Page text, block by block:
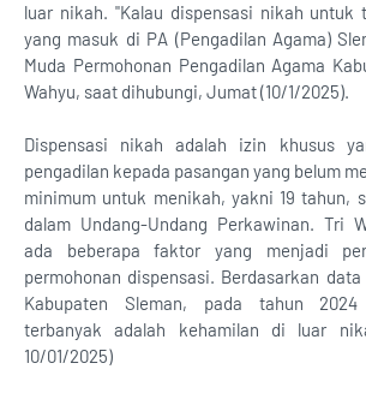
luar nikah. "Kalau dispensasi nikah untuk
yang masuk di PA (Pengadilan Agama)
Muda Permohonan Pengadilan Agama
Wahyu, saat dihubungi, Jumat (10/1/2025).
Dispensasi nikah adalah izin khusus
pengadilan kepada pasangan yang belum
minimum untuk menikah, yakni 19 tahun,
dalam Undang-Undang Perkawinan. Tri
ada beberapa faktor yang menjadi
permohonan dispensasi. Berdasarkan
Kabupaten Sleman, pada tahun
terbanyak adalah kehamilan di luar
10/01/2025)